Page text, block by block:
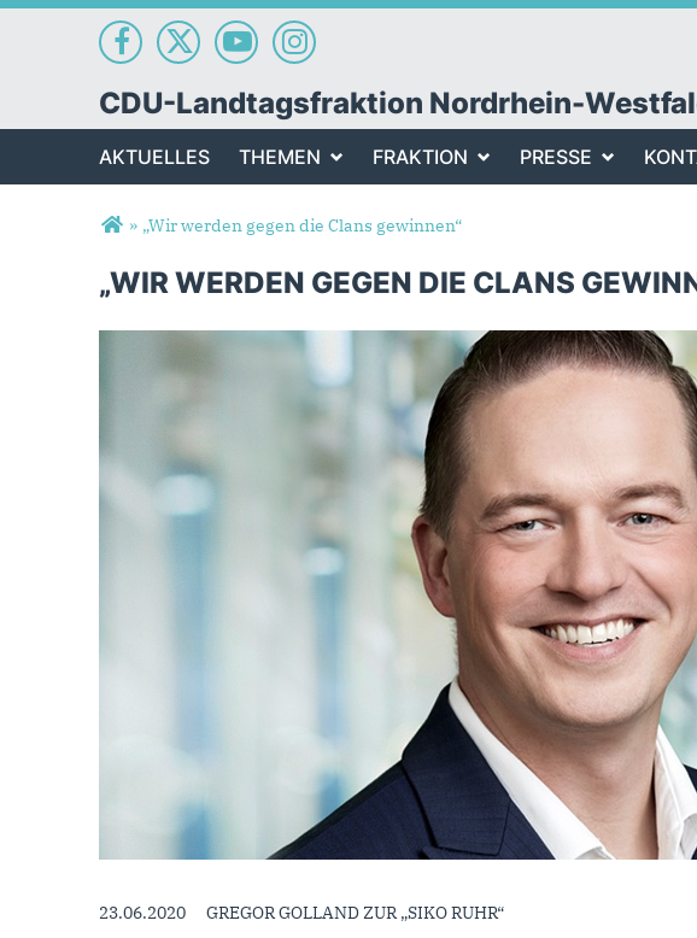
CDU-Landtagsfraktion Nordrhein-
AKTUELLES THEMEN FRAKTION PRESSE
Sie sind hier
» „Wir werden gegen die Clans gewinnen“
„WIR WERDEN GEGEN DIE CLANS
23.06.2020 GREGOR GOLLAND ZUR „SIKO RUHR“